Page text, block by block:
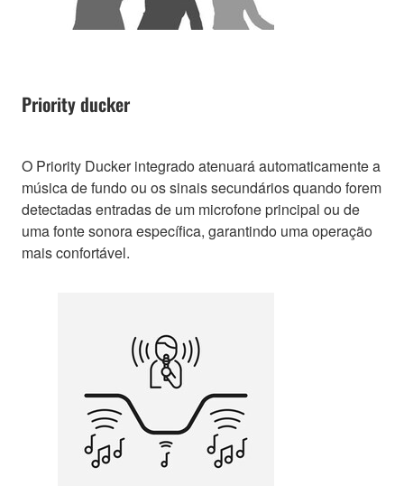
Priority ducker
O Priority Ducker integrado atenuará automaticamente a
música de fundo ou os sinais secundários quando forem
detectadas entradas de um microfone principal ou de
uma fonte sonora específica, garantindo uma operação
mais confortável.